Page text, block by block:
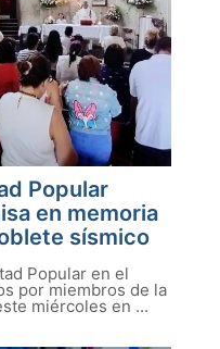
Popular
en memoria
sísmico
Popular en el
por miembros de la
miércoles en ...